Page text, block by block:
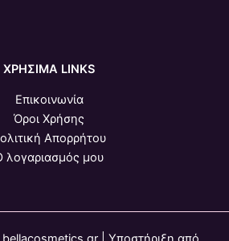
ΧΡΗΣΙΜΑ LINKS
Επικοινωνία
Όροι Χρήσης
Απορρήτου
λογαριασμός μου